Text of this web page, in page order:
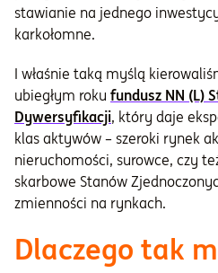
stawianie na jednego
karkołomne.
I właśnie taką myślą
ubiegłym roku fundusz NN (L)
Dywersyfikacji, który daje
klas aktywów – szeroki rynek
nieruchomości, surowce, czy
skarbowe Stanów
zmienności na rynkach.
Dlaczego tak